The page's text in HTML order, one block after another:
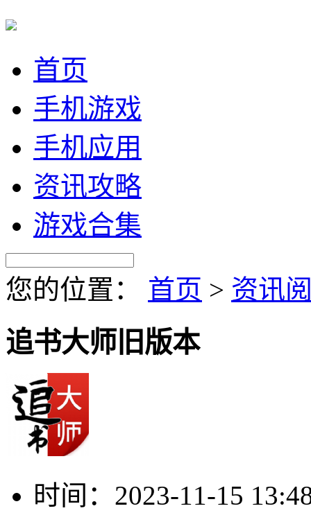
首页
手机游戏
手机应用
资讯攻略
游戏合集
您的位置： 首页 > 资讯
追书大师旧版本
时间： 2023-11-15